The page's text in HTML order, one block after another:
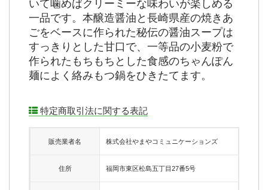
いて噛めばクリーミーな味わいが楽しめる
一品です。本醸造醤油と長崎県産の焼きあ
ごをベースに作られた秘伝の醤油スープは
すっきりとした甘口で、一等品の小麦粉で
作られたもちもちとした食感のちゃんぽん
麺によく絡みもつ鍋をひきたてます。
特定商取引法に関する表記
販売業者名 株式会社やまやコミュニケーションズ
住所 福岡市東区松島五丁目27番5号